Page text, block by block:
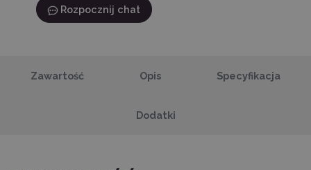
Rozpocznij chat
Zawartość Opis Specyfikacja
Dodatki